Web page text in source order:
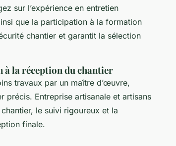
sur l’expérience en entretien
que la participation à la formation
chantier et garantit la sélection
à la réception du chantier
travaux par un maître d’œuvre,
précis. Entreprise artisanale et artisans
le suivi rigoureux et la
finale.